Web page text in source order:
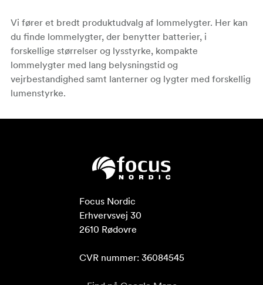
Vi fører et bredt produktudvalg af lommelygter. Her kan
du finde lommelygter, der benytter batterier, i
forskellige størrelser og lysstyrke, kompakte
lommelygter med lang belysningstid og
vejrbestandighed samt lanterner og lygter med forskellig
lumenstyrke.
Focus Nordic
Erhvervsvej 30
2610 Rødovre
CVR nummer: 36084545